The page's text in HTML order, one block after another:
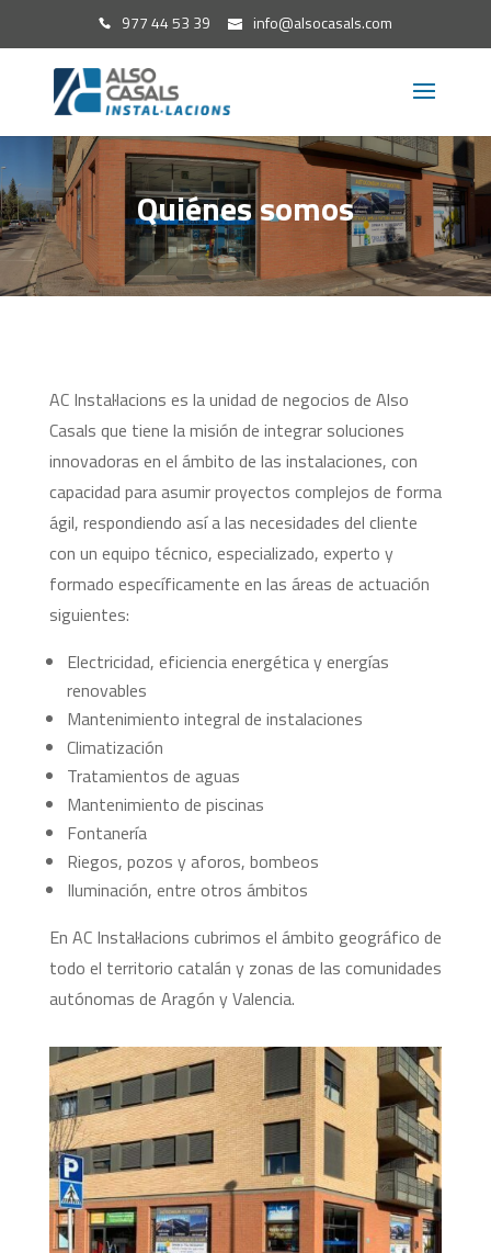
977 44 53 39 info@alsocasals.com
Quiénes somos
AC Instal·lacions es la unidad de negocios de Also
Casals que tiene la misión de integrar soluciones
innovadoras en el ámbito de las instalaciones, con
capacidad para asumir proyectos complejos de forma
ágil, respondiendo así a las necesidades del cliente
con un equipo técnico, especializado, experto y
formado específicamente en las áreas de actuación
siguientes:
Electricidad, eficiencia energética y energías
renovables
Mantenimiento integral de instalaciones
Climatización
Tratamientos de aguas
Mantenimiento de piscinas
Fontanería
Riegos, pozos y aforos, bombeos
Iluminación, entre otros ámbitos
En AC Instal·lacions cubrimos el ámbito geográfico de
todo el territorio catalán y zonas de las comunidades
autónomas de Aragón y Valencia.